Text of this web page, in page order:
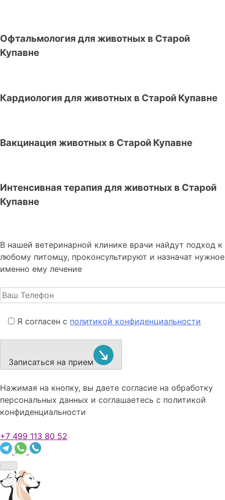
Офтальмология для животных в Старой
Купавне
Кардиология для животных в Старой Купавне
Вакцинация животных в Старой Купавне
Интенсивная терапия для животных в Старой
Купавне
В нашей ветеринарной клинике врачи найдут подход к
любому питомцу, проконсультируют и назначат нужное
именно ему лечение
Я согласен с политикой конфиденциальности
Записаться на прием
Нажимая на кнопку, вы даете согласие на обработку
персональных данных и соглашаетесь c политикой
конфиденциальности
+7 499 113 80 52